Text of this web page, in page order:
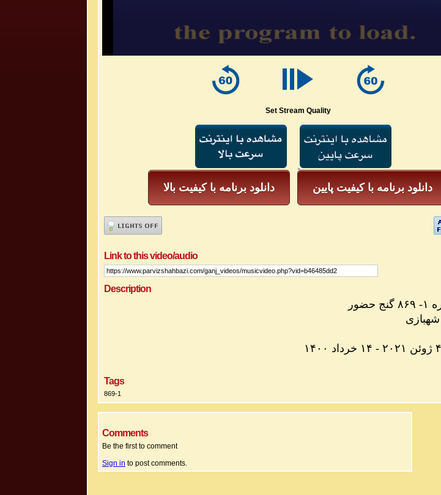
Set Stream Quality
دانلود برنامه با کیفیت بالا دانلود برنامه با کیفیت پایین
Link to this video/audio
Description
حضور
شهبازی
Tags
869-1
Comments
Be the first to comment
Sign in to post comments.